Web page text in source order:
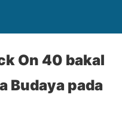
On 40 bakal
Budaya pada